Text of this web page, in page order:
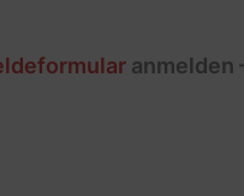
anmelden